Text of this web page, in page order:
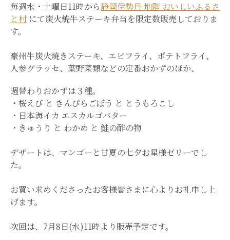
毎週水・土曜日11時から静岡伊勢丹 地階 おいしいふるさ
と村 にて炭火焼牛ステーキ弁当を限定数販売しておりま
す。
豪州牛炭火焼きステーキ、エビフライ、ポテトフライ、
人参グラッセ、葉野菜類などの定番おかずのほか、
週替わりおかずは３種。
・桜えび と きんぴらごぼう と とうもろこし
・日本海イカ エスカルゴバター
・きゅうり と わかめ と 鮭の酢の物
デザートは、マンゴーと甘夏の七夕お星様ゼリーでし
た。
お買い求めくださったお客様皆さまに心よりお礼申し上
げます。
次回は、 7月8日(水)11時より販売予定です。